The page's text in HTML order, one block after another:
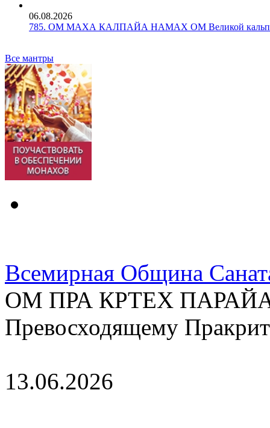
06.08.2026
785. ОМ МАХА КАЛПАЙА НАМАХ ОМ Великой кальпе
Все мантры
Всемирная Община
ОМ ПРА КРТЕХ
Превосходящему
13.06.2026